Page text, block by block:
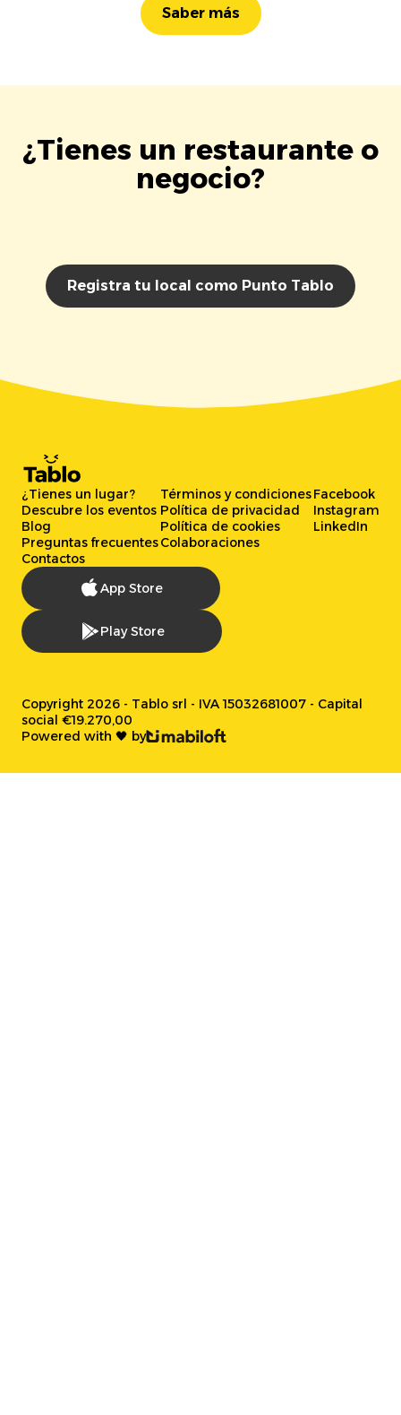
Saber más
¿Tienes un restaurante o
negocio?
Registra tu local como Punto Tablo
¿Tienes un lugar?
Descubre los eventos
Blog
Preguntas frecuentes
Contactos
Términos y condiciones
Política de privacidad
Política de cookies
Colaboraciones
Facebook
Instagram
LinkedIn
App Store
Play Store
Copyright 2026 - Tablo srl - IVA 15032681007 - Capital
social €19.270,00
Powered with 🖤 by